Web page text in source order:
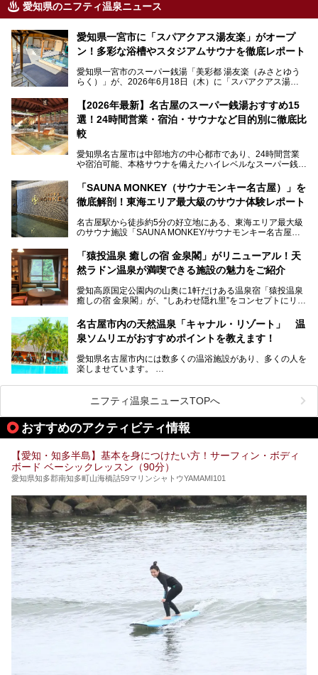
愛知県のニフティ温泉ニュース
愛知県一宮市に「スパアクアス湯友楽」がオープ
ン！多彩な浴槽やスタジアムサウナを徹底レポート
愛知県一宮市のスーパー銭湯「美彩都 湯友楽（みさとゆう
らく）」が、2026年6月18日（木）に「スパアクアス湯友
この地で30年にわたり愛され続けてきた施設だからこそ、
地元住民をはじめオープンを待ちわびている人も多いのでは
ないでしょうか。
老朽化した設備の補修を機に、2年前からじっくり構想を練
ってきたというだけあって、館内の充実度は想像以上。
以前の4倍に拡張したという露天エリアや10の浴槽、40人収
容の巨大なスタジアムサウナに、岩盤浴やリラクゼーション
までまるごと楽しめる施設に生まれ変わりました。
今回は、全面リニューアルして新しくなった「スパアクアス
【2026年最新】名古屋のスーパー銭湯おすすめ15
選！24時間営業・宿泊・サウナなど目的別に徹底比
較
愛知県名古屋市は中部地方の中心都市であり、24時間営業
や宿泊可能、本格サウナを備えたハイレベルなスーパー銭湯
そのため、「日々の仕事の疲れを心身ともにリセットした
い」「休日に時間を忘れて1日中ダラダラ過ごしたい」「コ
くある点が魅力です！
お好みの温泉施設を見つけて楽しんでくださいね。
「SAUNA MONKEY（サウナモンキー名古屋）」を
徹底解剖！東海エリア最大級のサウナ体験レポート
名古屋駅から徒歩約5分の好立地にある、東海エリア最大級
のサウナ施設「SAUNA MONKEY/サウナモンキー名古屋」
「名古屋駅周辺ってサウナが少ないよね」という声をよく耳
にするだけあり、アクセスの良さにも胸が高鳴ります。
今回は普段は男性専用となっているパブリックサウナが、女
さっそく取材してきました！
「猿投温泉 癒しの宿 金泉閣」がリニューアル！天
然ラドン温泉が満喫できる施設の魅力をご紹介
愛知高原国定公園内の山奥に1軒だけある温泉宿「猿投温泉
癒しの宿 金泉閣」が、“しあわせ隠れ里”をコンセプトにリニ
天然ラドン温泉が堪能できるお風呂や、新設・改装された客
室、地元の食材と温泉水で作られたお料理……。
ご紹介します。
名古屋市内の天然温泉「キャナル・リゾート」 温
泉ソムリエがおすすめポイントを教えます！
愛知県名古屋市内には数多くの温浴施設があり、多くの人を
楽しませています。
ムリエの目線で紹介していきます！
名古屋市内にはスーパー銭湯や日帰り温泉が多く、「どこに
行こうかな？」と悩んでしまう方も多いと思います。
ぜひこの記事を参考にして「キャナル・リゾート」に出かけ
てみるのはいかがでしょうか？
ニフティ温泉ニュースTOPへ
おすすめのアクティビティ情報
【愛知・知多半島】基本を身につけたい方！サーフィン・ボディ
ボード ベーシックレッスン（90分）
愛知県知多郡南知多町山海橋詰59マリンシャトウYAMAMI101